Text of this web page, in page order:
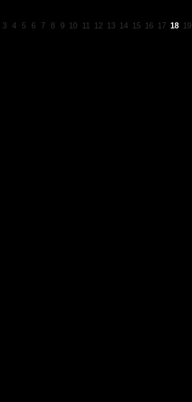
3 4 5 6 7 8 9 10 11 12 13 14 15 16 17 18 19